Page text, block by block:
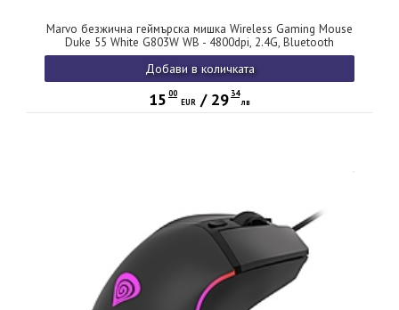
Marvo безжична геймърска мишка Wireless Gaming Mouse
Duke 55 White G803W WB - 4800dpi, 2.4G, Bluetooth
Добави в количката
15 00
EUR / 29 34
лв